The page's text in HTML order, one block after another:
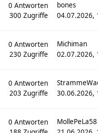
0Antworten
300Zugriffe
bones
04.07.2026,
0Antworten
230Zugriffe
Michiman
02.07.2026,
0Antworten
203Zugriffe
30.06.2026,
0Antworten
MollePeLa58